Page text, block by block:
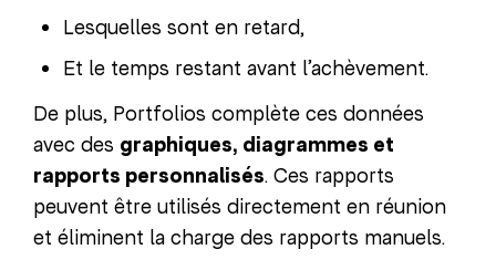
Lesquelles sont en retard,
Et le temps restant avant l’achèvement.
De plus, Portfolios complète ces données
avec des graphiques, diagrammes et
rapports personnalisés. Ces rapports
peuvent être utilisés directement en réunion
et éliminent la charge des rapports manuels.